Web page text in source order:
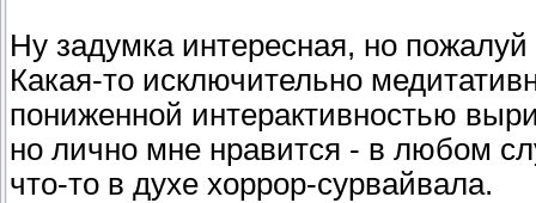
Ну задумка интересная, но
Какая-то исключительно
пониженной интерактивностью
но лично мне нравится - в любом
что-то в духе хоррор-сурвайвала.